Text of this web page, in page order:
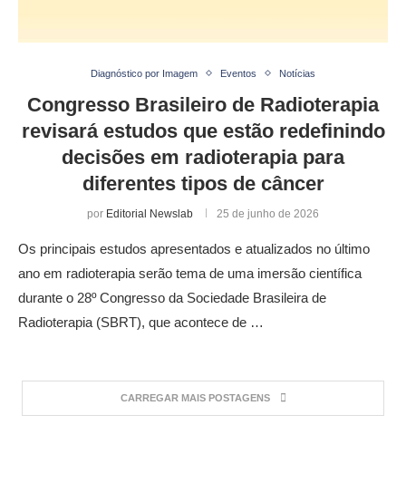
Diagnóstico por Imagem Eventos Notícias
Congresso Brasileiro de Radioterapia
revisará estudos que estão redefinindo
decisões em radioterapia para
diferentes tipos de câncer
por Editorial Newslab 25 de junho de 2026
Os principais estudos apresentados e atualizados no último
ano em radioterapia serão tema de uma imersão científica
durante o 28º Congresso da Sociedade Brasileira de
Radioterapia (SBRT), que acontece de …
CARREGAR MAIS POSTAGENS